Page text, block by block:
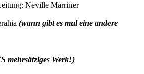
Neville Marriner
(wann gibt es mal eine andere
mehrsätziges Werk!)